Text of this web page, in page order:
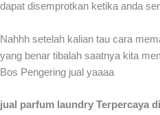
dapat disemprotkan ketika anda
Nahhh setelah kalian tau cara
yang benar tibalah saatnya kita
Bos Pengering jual yaaaa
jual parfum laundry Terpercaya